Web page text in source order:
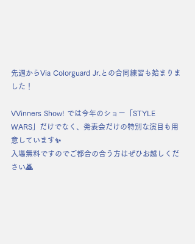
先週からVia Colorguard Jr.との合同練習も始まりま
した！
VVinners Show! では今年のショー「STYLE
WARS」だけでなく、発表会だけの特別な演目も用
意しています✨
入場無料ですのでご都合の合う方はぜひお越しくだ
さい🙇